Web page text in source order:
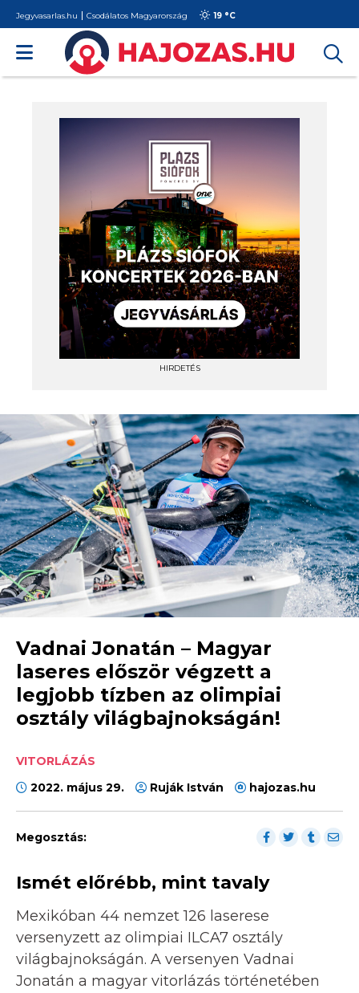
Jegyvasarlas.hu Csodálatos Magyarország 19 °C
HIRDETÉS
Vadnai Jonatán – Magyar
laseres először végzett a
legjobb tízben az olimpiai
osztály világbajnokságán!
VITORLÁZÁS
2022. május 29.
Ruják István hajozas.hu
Megosztás:
Ismét előrébb, mint tavaly
Mexikóban 44 nemzet 126 laserese
versenyzett az olimpiai ILCA7 osztály
világbajnokságán. A versenyen Vadnai
Jonatán a magyar vitorlázás történetében